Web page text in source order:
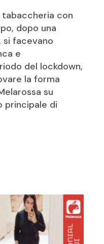
con
dopo una
si facevano
e
del lockdown,
la forma
su
principale di